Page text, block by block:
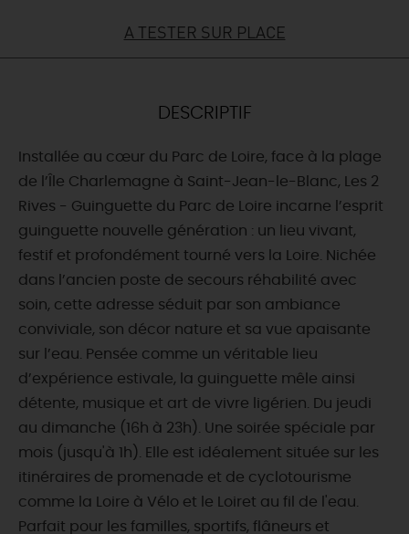
DEMAIN
CE WEEK-END
TOUT L'AGENDA
A TESTER SUR PLACE
DESCRIPTIF
Installée au cœur du Parc de Loire, face à la plage
de l’Île Charlemagne à Saint-Jean-le-Blanc, Les 2
Rives - Guinguette du Parc de Loire incarne l’esprit
guinguette nouvelle génération : un lieu vivant,
festif et profondément tourné vers la Loire. Nichée
dans l’ancien poste de secours réhabilité avec
soin, cette adresse séduit par son ambiance
conviviale, son décor nature et sa vue apaisante
sur l’eau. Pensée comme un véritable lieu
d’expérience estivale, la guinguette mêle ainsi
détente, musique et art de vivre ligérien. Du jeudi
au dimanche (16h à 23h). Une soirée spéciale par
mois (jusqu'à 1h). Elle est idéalement située sur les
itinéraires de promenade et de cyclotourisme
comme la Loire à Vélo et le Loiret au fil de l'eau.
Parfait pour les familles, sportifs, flâneurs et